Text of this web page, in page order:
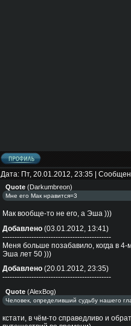
Дата: Пт, 20.01.2012, 23:35 |
Quote(Darkumbreon)
Мне его Мак нравится=3
Мак вообще-то не его, а Эша )))
Добавлено(03.01.2012, 13:41)
---------------------------------------------
Меня больше позабавило, когда в
Эша лет 50 )))
Добавлено(20.01.2012, 23:35)
---------------------------------------------
Quote(AlexBog)
Человек, определивший судьбу нашего
кстати, в чём-то справедливо и